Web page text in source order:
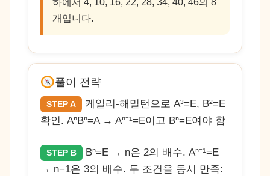
개입니다.
풀이 전략
STEP A
케일리-해밀턴으로 A³=E, B²=E
확인. AⁿBⁿ=A → Aⁿ⁻¹=E이고 Bⁿ=E여야 함
STEP B
Bⁿ=E → n은 2의 배수. Aⁿ⁻¹=E
→ n−1은 3의 배수. 두 조건을 동시 만족: